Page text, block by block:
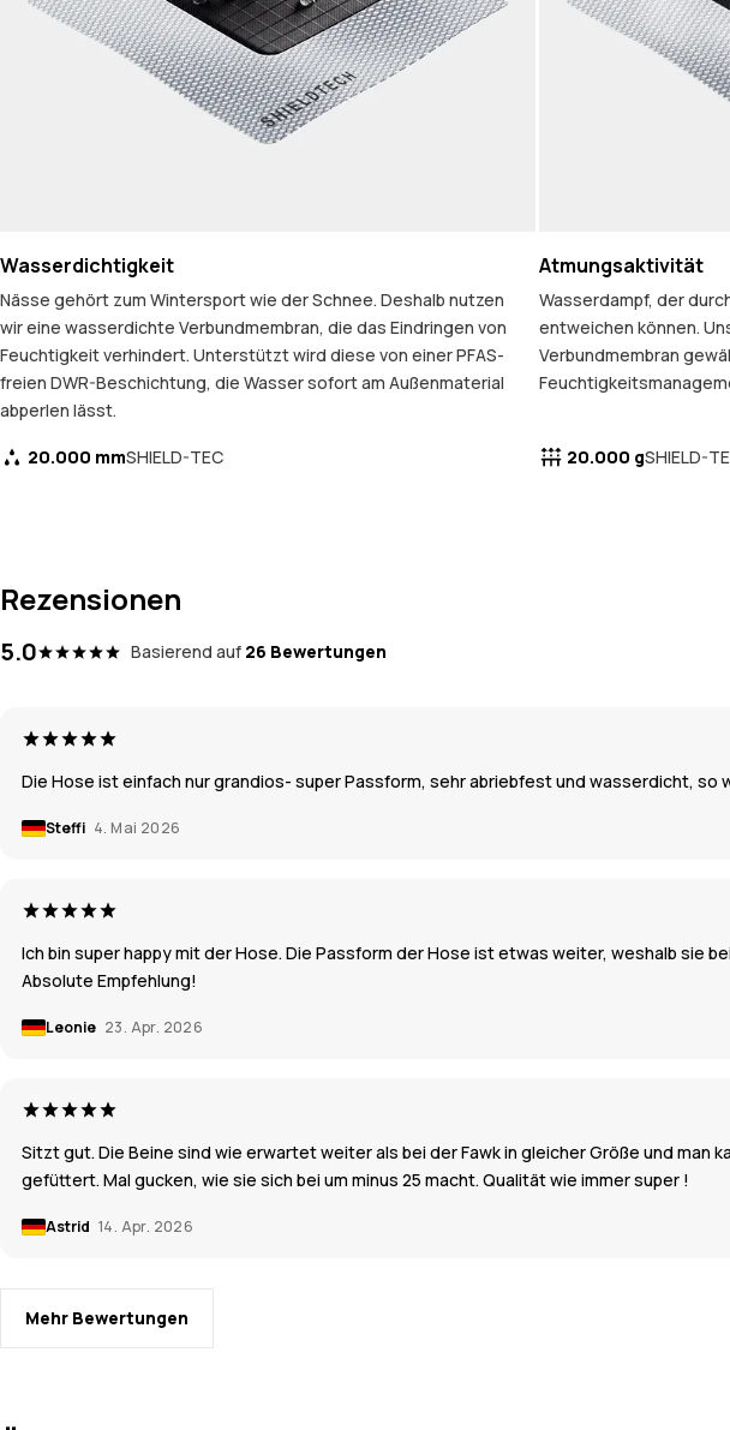
Wasserdichtigkeit
Nässe gehört zum Wintersport wie der Schnee. Deshalb nutzen
wir eine wasserdichte Verbundmembran, die das Eindringen von
Feuchtigkeit verhindert. Unterstützt wird diese von einer PFAS-
freien DWR-Beschichtung, die Wasser sofort am Außenmaterial
abperlen lässt.
20.000 mmSHIELD-TEC
Atmungsaktivität
Wasserdampf, der
entweichen können.
Verbundmembran
20.000 gSHIELD-
Rezensionen
5.0 Basierend auf 26 Bewertungen
Die Hose ist einfach nur grandios- super Passform, sehr abriebfest und wasserdicht, so
Steffi 4. Mai 2026
Ich bin super happy mit der Hose. Die Passform der Hose ist etwas weiter, weshalb sie
Absolute Empfehlung!
Leonie 23. Apr. 2026
Sitzt gut. Die Beine sind wie erwartet weiter als bei der Fawk in gleicher Größe und man
gefüttert. Mal gucken, wie sie sich bei um minus 25 macht. Qualität wie immer super !
Astrid 14. Apr. 2026
Mehr Bewertungen